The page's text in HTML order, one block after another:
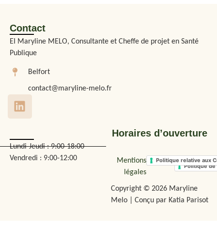
Contact
EI Maryline MELO, Consultante et Cheffe de projet en Santé
Publique
Belfort
contact@maryline-melo.fr
Horaires d’ouverture
Lundi-Jeudi : 9:00-18:00
Vendredi : 9:00-12:00
Copyright © 2026 Maryline
Melo | Conçu par Katia Parisot
Mentions
légales
Politique
Politique relative aux